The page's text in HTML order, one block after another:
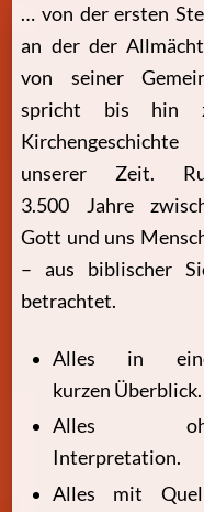
… von der ersten
an der der
von seiner
spricht bis hin
Kirchengeschichte
unserer Zeit.
3.500 Jahre
Gott und uns
– aus biblischer
betrachtet.
Alles in
kurzen Überblick.
Alles
Interpretation.
Alles mit